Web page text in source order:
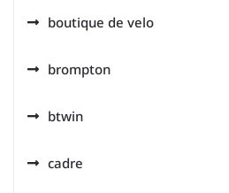
boutique de velo
brompton
btwin
cadre